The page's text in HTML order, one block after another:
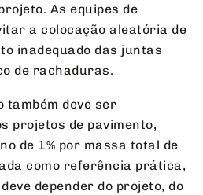
As equipes de
a colocação aleatória de
inadequado das juntas
de rachaduras.
também deve ser
projetos de pavimento,
de 1% por massa total de
como referência prática,
depender do projeto, do